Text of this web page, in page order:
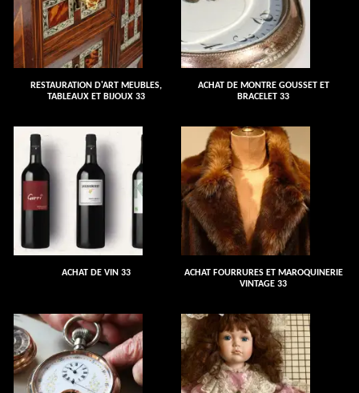
RESTAURATION D'ART MEUBLES,
TABLEAUX ET BIJOUX 33
ACHAT DE MONTRE GOUSSET ET
BRACELET 33
ACHAT DE VIN 33
ACHAT FOURRURES ET MAROQUINERIE
VINTAGE 33